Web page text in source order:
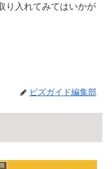
り入れてみてはいかが
ビズガイド編集部